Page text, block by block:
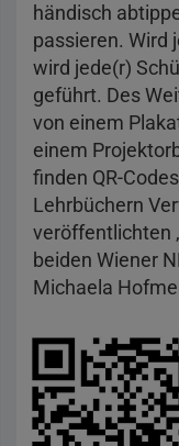
händisch
passieren. Wird
wird jede(r)
geführt. Des
von einem
einem
finden QR-
Lehrbüchern
veröffentlichten ‚
beiden Wiener
Michaela